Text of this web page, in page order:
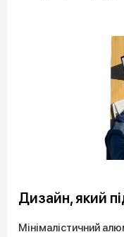
Дизайн, який
Мінімалістичний